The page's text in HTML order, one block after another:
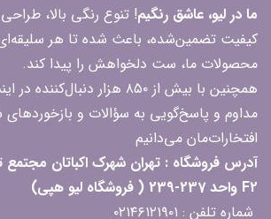
ما در لیو، عاشق رنگیم! تنوع رنگی بالا،
کیفیت تضمین‌شده، باعث شده تا هر سلیقه‌ای
محصولات ما، ست دلخواهش را پیدا کند.
همچنین با بیش از ۸۵۰ هزار
مداوم و پاسخ‌گویی به سؤالات و بازخوردهای
افتخارات‌مان می‌دانیم
آدرس فروشگاه : تهران شهرک اکباتان مجتمع
F2 واحد 237-239 ( فروشگاه لیو هپی)
شماره تلفن : ۰۲۱۴۶۱۲۱۹۰۱